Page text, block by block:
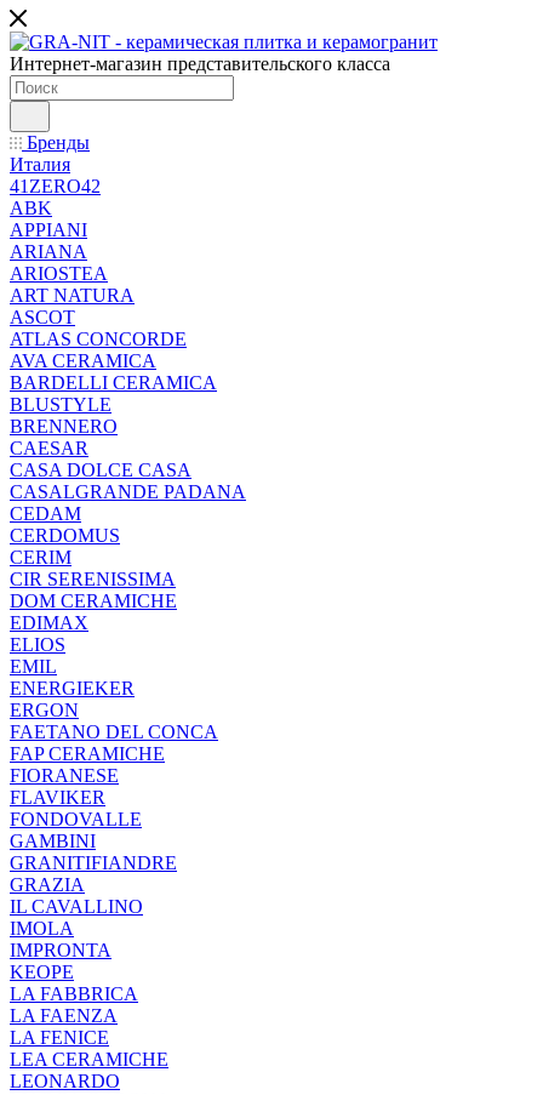
Интернет-магазин представительского класса
Бренды
Италия
41ZERO42
ABK
APPIANI
ARIANA
ARIOSTEA
ART NATURA
ASCOT
ATLAS CONCORDE
AVA CERAMICA
BARDELLI CERAMICA
BLUSTYLE
BRENNERO
CAESAR
CASA DOLCE CASA
CASALGRANDE PADANA
CEDAM
CERDOMUS
CERIM
CIR SERENISSIMA
DOM CERAMICHE
EDIMAX
ELIOS
EMIL
ENERGIEKER
ERGON
FAETANO DEL CONCA
FAP CERAMICHE
FIORANESE
FLAVIKER
FONDOVALLE
GAMBINI
GRANITIFIANDRE
GRAZIA
IL CAVALLINO
IMOLA
IMPRONTA
KEOPE
LA FABBRICA
LA FAENZA
LA FENICE
LEA CERAMICHE
LEONARDO